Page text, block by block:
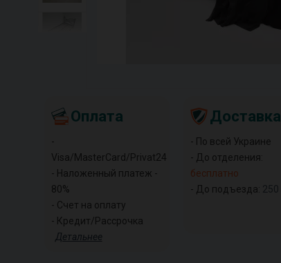
Оплата
-
Visa/MasterCard/Privat24
- Наложенный платеж -
80%
- Счет на оплату
- Кредит/Рассрочка
Детальнее
Доставка
- По всей Украине
- До отделения:
бесплатно
- До подъезда: 250